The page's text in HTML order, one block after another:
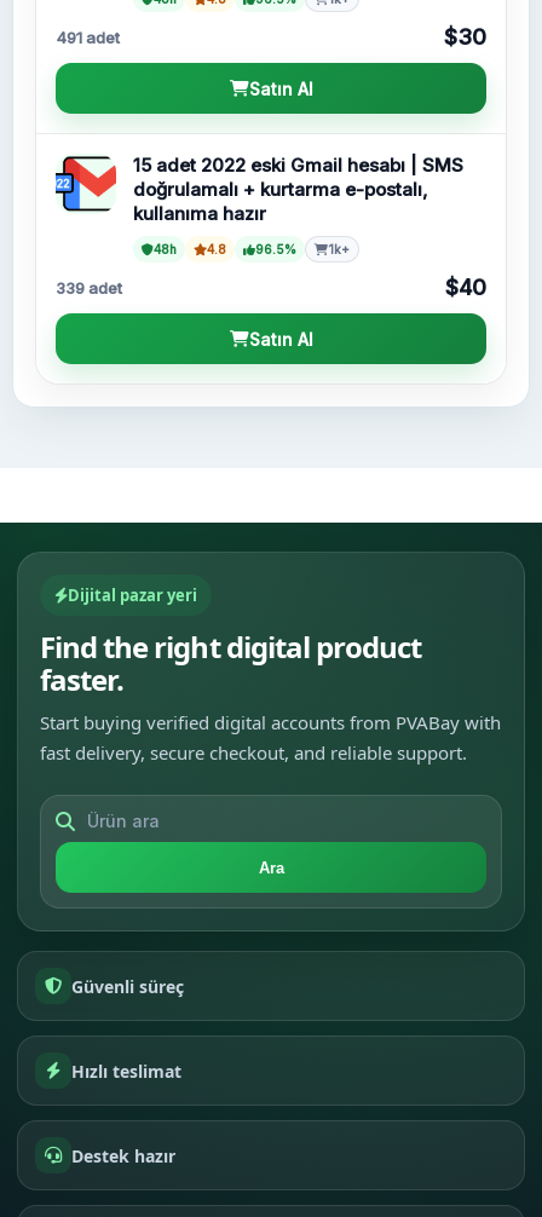
491 adet $30
Satın Al
15 adet 2022 eski Gmail hesabı | SMS
doğrulamalı + kurtarma e-postalı,
kullanıma hazır
48h 4.8 96.5% 1k+
339 adet $40
Satın Al
Dijital pazar yeri
Find the right digital product
faster.
Start buying verified digital accounts from PVABay with
fast delivery, secure checkout, and reliable support.
Ara
Güvenli süreç
Hızlı teslimat
Destek hazır